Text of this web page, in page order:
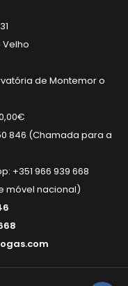
Velho
de Montemor o
846 (Chamada para a
+351 966 939 668
móvel nacional)